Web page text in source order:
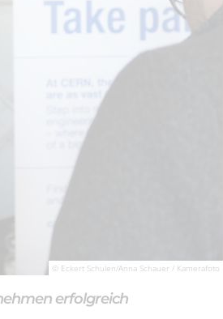
© Eckert Schulen/Anna Schauer / Kamerafoto
erfolgreich